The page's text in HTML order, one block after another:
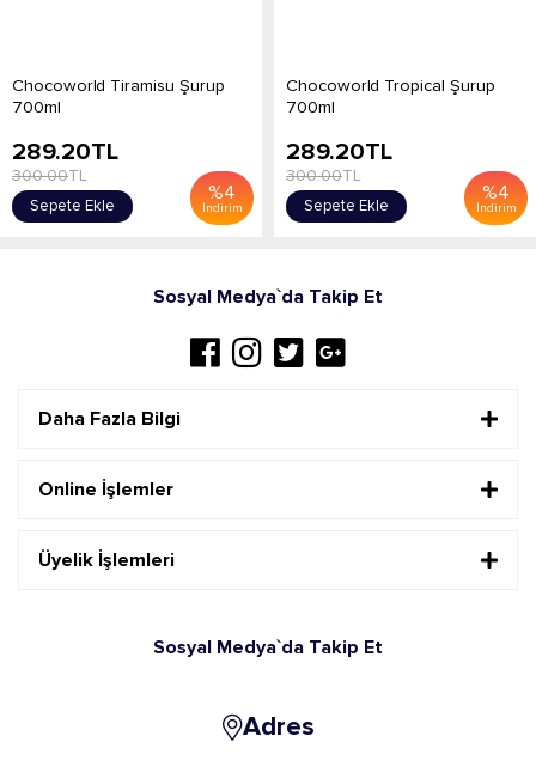
Chocoworld Tiramisu Şurup
700ml
%4
İndirim
289.20TL
300.00TL
Sepete Ekle
Chocoworld Tropical Şurup
700ml
%4
İndirim
289.20TL
300.00TL
Sepete Ekle
Sosyal Medya`da Takip Et
Daha Fazla Bilgi
Online İşlemler
Üyelik İşlemleri
Sosyal Medya`da Takip Et
Adres